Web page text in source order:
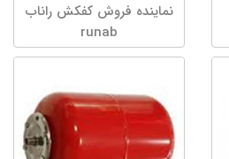
نماینده فروش کفکش راناب
runab